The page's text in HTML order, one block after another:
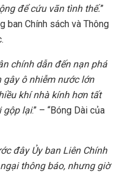
để cứu vãn tình thế.”
ban Chính sách và Thông
chính dẫn đến nạn phá
gây ô nhiễm nước lớn
khí nhà kính hơn tất
gộp lại.” – “Bóng Dài của
đây Ủy ban Liên Chính
thông báo, nhưng giờ